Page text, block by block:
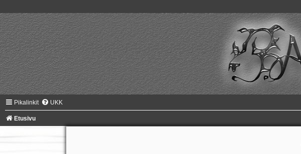
Pikalinkit UKK
Etusivu